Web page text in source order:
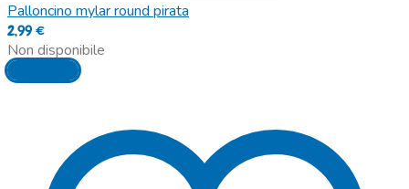
Palloncino mylar round pirata
2,99€
Non disponibile
Leggi tutto